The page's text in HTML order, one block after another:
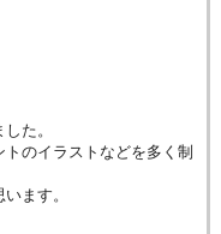
た。
のイラストなどを多く制
ます。